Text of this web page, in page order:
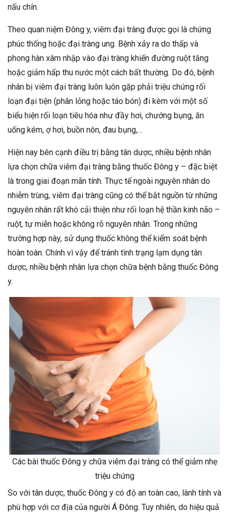
nấu chín.
Theo quan niệm Đông y, viêm đại tràng được gọi là chứng
phúc thống hoặc đại tràng ung. Bệnh xảy ra do thấp và
phong hàn xâm nhập vào đại tràng khiến đường ruột tăng
hoặc giảm hấp thu nước một cách bất thường. Do đó, bệnh
nhân bị viêm đại tràng luôn luôn gặp phải triệu chứng rối
loạn đại tiện (phân lỏng hoặc táo bón) đi kèm với một số
biểu hiện rối loạn tiêu hóa như đầy hơi, chướng bụng, ăn
uống kém, ợ hơi, buồn nôn, đau bụng,…
Hiện nay bên cạnh điều trị bằng tân dược, nhiều bệnh nhân
lựa chọn chữa viêm đại tràng bằng thuốc Đông y – đặc biệt
là trong giai đoạn mãn tính. Thực tế ngoài nguyên nhân do
nhiễm trùng, viêm đại tràng cũng có thể bắt nguồn từ những
nguyên nhân rất khó cải thiện như rối loạn hệ thần kinh não –
ruột, tự miễn hoặc không rõ nguyên nhân. Trong những
trường hợp này, sử dụng thuốc không thể kiểm soát bệnh
hoàn toàn. Chính vì vậy để tránh tình trạng lạm dụng tân
dược, nhiều bệnh nhân lựa chọn chữa bệnh bằng thuốc Đông
y.
Các bài thuốc Đông y chữa viêm đại tràng có thể giảm nhẹ
triệu chứng
So với tân dược, thuốc Đông y có độ an toàn cao, lành tính và
phù hợp với cơ địa của người Á Đông. Tuy nhiên, do hiệu quả